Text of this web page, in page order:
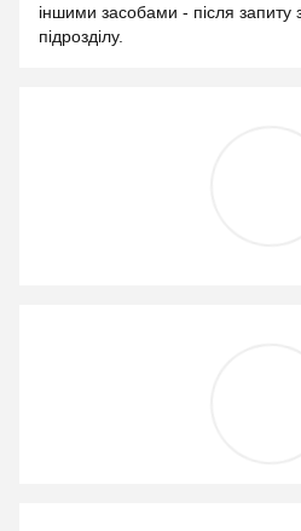
іншими засобами - після
підрозділу.